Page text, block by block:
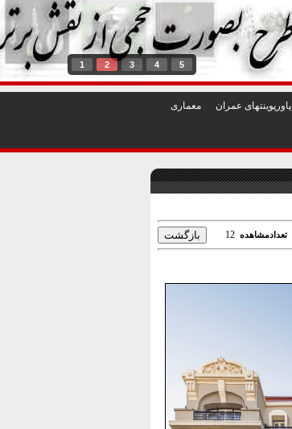
1 2 3 4 5
پاورپوينتهای عمران معماری
تعدادمشاهده 12